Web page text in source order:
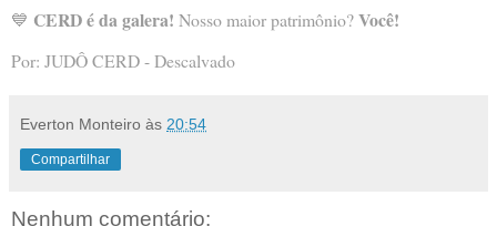
💙 CERD é da galera! Nosso maior patrimônio?Você!
Por: JUDÔ CERD - Descalvado
Everton Monteiro às 20:54
Compartilhar
Nenhum comentário: